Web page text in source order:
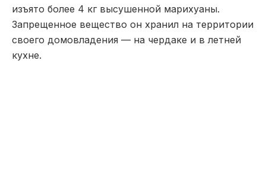
изъято более 4 кг высушенной марихуаны.
Запрещенное вещество он хранил на территории
своего домовладения — на чердаке и в летней
кухне.